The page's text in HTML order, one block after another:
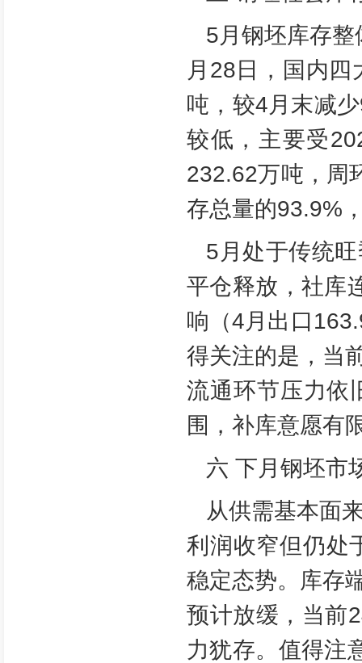
5月钢坯库存
月28日，国内
吨，较4月末减
较低，主要受
232.62万吨，周
存总量的93.9%
5月处于传统
平仓释放，社库
响（4月出口
得关注的是，当
流通环节压力依
围，补库意愿有
六 下月钢坯市
从供需基本面
利润收窄但仍处
稳定态势。库存
预计放缓，当前
力犹存。值得注